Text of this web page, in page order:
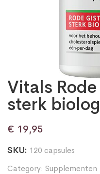
Vitals
sterk
€ 19,95
SKU: 120 capsules
Category: Supplementen